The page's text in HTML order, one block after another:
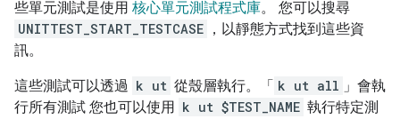
些單元測試是使用 核心單元測試程式庫。 您可以搜尋
UNITTEST_START_TESTCASE ，以靜態方式找到這些資
訊。
這些測試可以透過 k ut 從殼層執行。「 k ut all 」會執
行所有測試 您也可以使用 k ut $TEST_NAME 執行特定測